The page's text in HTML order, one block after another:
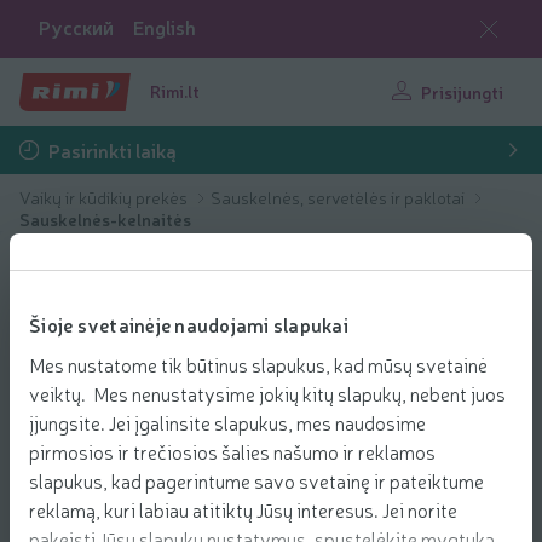
Šioje svetainėje naudojami slapukai
Mes nustatome tik būtinus slapukus, kad mūsų svetainė
veiktų. Mes nenustatysime jokių kitų slapukų, nebent juos
įjungsite. Jei įgalinsite slapukus, mes naudosime
pirmosios ir trečiosios šalies našumo ir reklamos
slapukus, kad pagerintume savo svetainę ir pateiktume
reklamą, kuri labiau atitiktų Jūsų interesus. Jei norite
Русский English
Rimi.lt Prisijungti
Pasirinkti laiką
Vaikų ir kūdikių prekės
Sauskelnės, servetėlės ir paklotai
Sauskelnės-kelnaitės